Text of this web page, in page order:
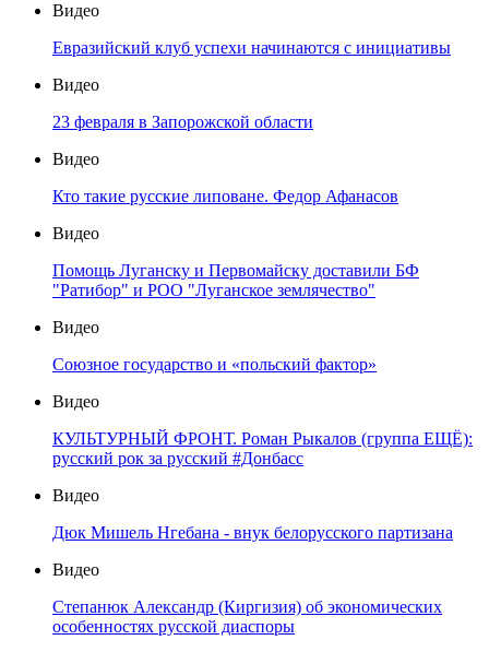
Видео
Евразийский клуб успехи начинаются с инициативы
Видео
23 февраля в Запорожской области
Видео
Кто такие русские липоване. Федор Афанасов
Видео
Помощь Луганску и Первомайску доставили БФ
"Ратибор" и РОО "Луганское землячество"
Видео
Союзное государство и «польский фактор»
Видео
КУЛЬТУРНЫЙ ФРОНТ. Роман Рыкалов (группа ЕЩЁ):
русский рок за русский #Донбасс
Видео
Дюк Мишель Нгебана - внук белорусского партизана
Видео
Степанюк Александр (Киргизия) об экономических
особенностях русской диаспоры